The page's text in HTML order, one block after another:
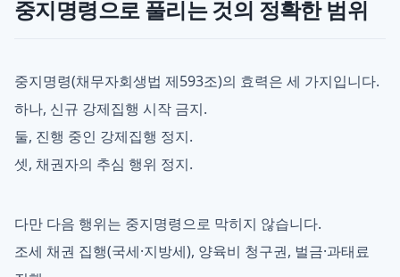
중지명령으로 풀리는 것의 정확한 범위
중지명령(채무자회생법 제593조)의 효력은 세 가지입니다.
하나, 신규 강제집행 시작 금지.
둘, 진행 중인 강제집행 정지.
셋, 채권자의 추심 행위 정지.
다만 다음 행위는 중지명령으로 막히지 않습니다.
조세 채권 집행(국세·지방세), 양육비 청구권, 벌금·과태료